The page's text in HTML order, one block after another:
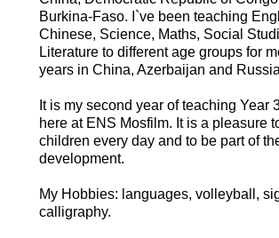
Burkina-Faso. I`ve been teaching
Chinese, Science, Maths, Social
Literature to different age groups for
years in China, Azerbaijan and
It is my second year of teaching Year
here at ENS Mosfilm. It is a pleasure
children every day and to be part of
development.
My Hobbies: languages, volleyball,
calligraphy.